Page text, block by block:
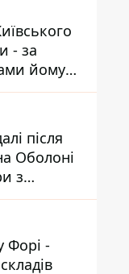
- за
йому
після
Оболоні
з
Форі -